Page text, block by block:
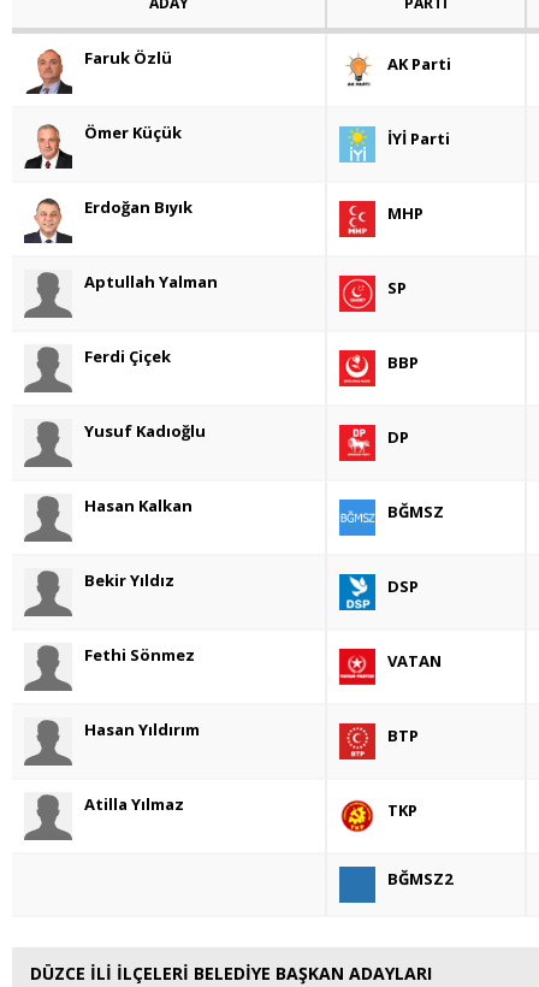
Faruk Özlü AK Parti
Ömer Küçük İYİ Parti
Erdoğan Bıyık MHP
Aptullah Yalman SP
Ferdi Çiçek BBP
Yusuf Kadıoğlu DP
Hasan Kalkan BĞMSZ
Bekir Yıldız DSP
Fethi Sönmez VATAN
Hasan Yıldırım BTP
Atilla Yılmaz TKP
BĞMSZ2
DÜZCE İLİ İLÇELERİ BELEDİYE BAŞKAN ADAYLARI